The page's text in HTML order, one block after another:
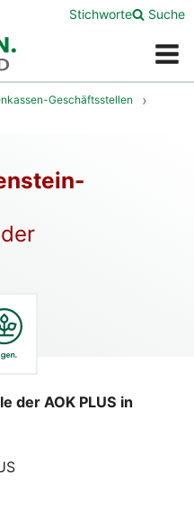
Menü
Stichworte Suche
Geschäftsstellen
der AOK PLUS in